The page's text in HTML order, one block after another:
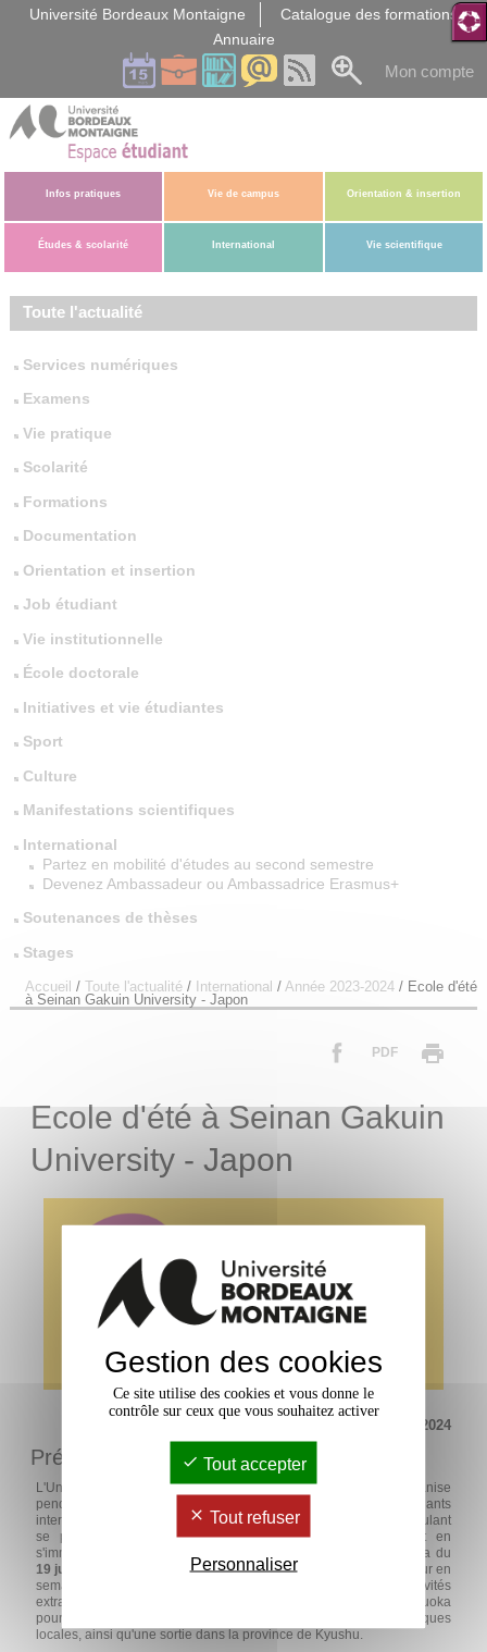
Université Bordeaux Montaigne
Catalogue des formations
Annuaire
Mon compte
Infos pratiques Vie de campus Orientation & insertion
Études & scolarité International Vie scientifique
Toute l'actualité
Services numériques
Examens
Vie pratique
Scolarité
Formations
Documentation
Orientation et insertion
Job étudiant
Vie institutionnelle
École doctorale
Initiatives et vie étudiantes
Sport
Culture
Manifestations scientifiques
International
Partez en mobilité d'études au second semestre
Devenez Ambassadeur ou Ambassadrice Erasmus+
Soutenances de thèses
Stages
Accueil / Toute l'actualité/ International / Année 2023-2024/ Ecole d'été
à Seinan Gakuin University - Japon
PDF
Ecole d'été à Seinan Gakuin
University - Japon
Mis à jour le 9 janvier 2024
Présentation
L'Université Seinan Gakuin, basée à Fukuoka au Japon, organise
pendant un mois une école d'été à destination des étudiants
internationaux souhaitant apprendre les bases du japonais ou voulant
se perfectionner dans cette langue, tout en découvrant et en
s'immergeant dans la culture du pays. L'école d'été se déroulera du
19 juin au 19 juillet 2024
. En plus des cours ayant lieu chaque jour en
semaine et des cours de culture japonaise, des activités
extrascolaires sont prévues, dont une sortie pédagogique à Fukuoka
pour visiter les temples, sanctuaires et autres attractions touristiques
locales, ainsi qu'une sortie dans la province de Kyushu.
Gestion des cookies
Gestion des cookies
Ce site utilise des cookies et vous donne le
contrôle sur ceux que vous souhaitez activer
Tout accepter
Tout refuser
Personnaliser